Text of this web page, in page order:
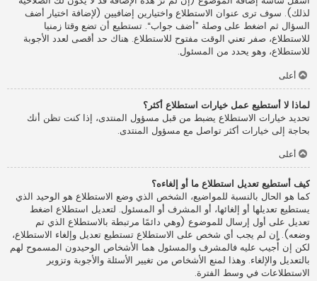
لذلك). سوف ترى عنوان الاستطلاع واختيارين إضافيين (لإضافة اختيار أضف
السؤال ثم اضغط على وصلة ”أضف جواب“. تستطيع أن تضع وقتا زمنيا
للاستطلاع، صفر تعني الوقت مفتوح للاستطلاع. هناك حد أقصى لعدد الأجوبة
للاستطلاع، وهو يحدد من المسئول.
أعلى
لماذا لا أستطيع عمل خيارات استطلاع أكثر؟
تحديد خيارات الاستطلاع يضبط من قبل مسؤول المنتدى، إذا كنت تظن أنك
بحاجة إلى خيارات أكثر تواصل مع مسؤول المنتدى.
أعلى
كيف أستطيع تعديل استطلاع ما أو إلغاءه؟
كما هو الحال بالنسبة للمواضيع، الشخص الذي وضع الاستطلاع هو الوحيد الذي
يستطيع تعديلها أو إلغائها، أو المشرف أو المسئول. لتعديل استطلاع اضغط
تعديل على أول إرسال للموضوع (وهي دائمًا مرتبطة بالاستطلاع الذي تم
وضعه). إن لم يجب أي شخص على الاستطلاع تستطيع تعديل وإلغاء الاستطلاع،
لكن إن أُجيب عليه فالمشرف والمسئول هما الأشخاص الوحيدون المسموح لهم
بالتعديل والإلغاء. وهذا لمنع الأشخاص من تغيير الأسئلة والأجوبة وتزوير
الاستطلاعات في وسط الفترة.